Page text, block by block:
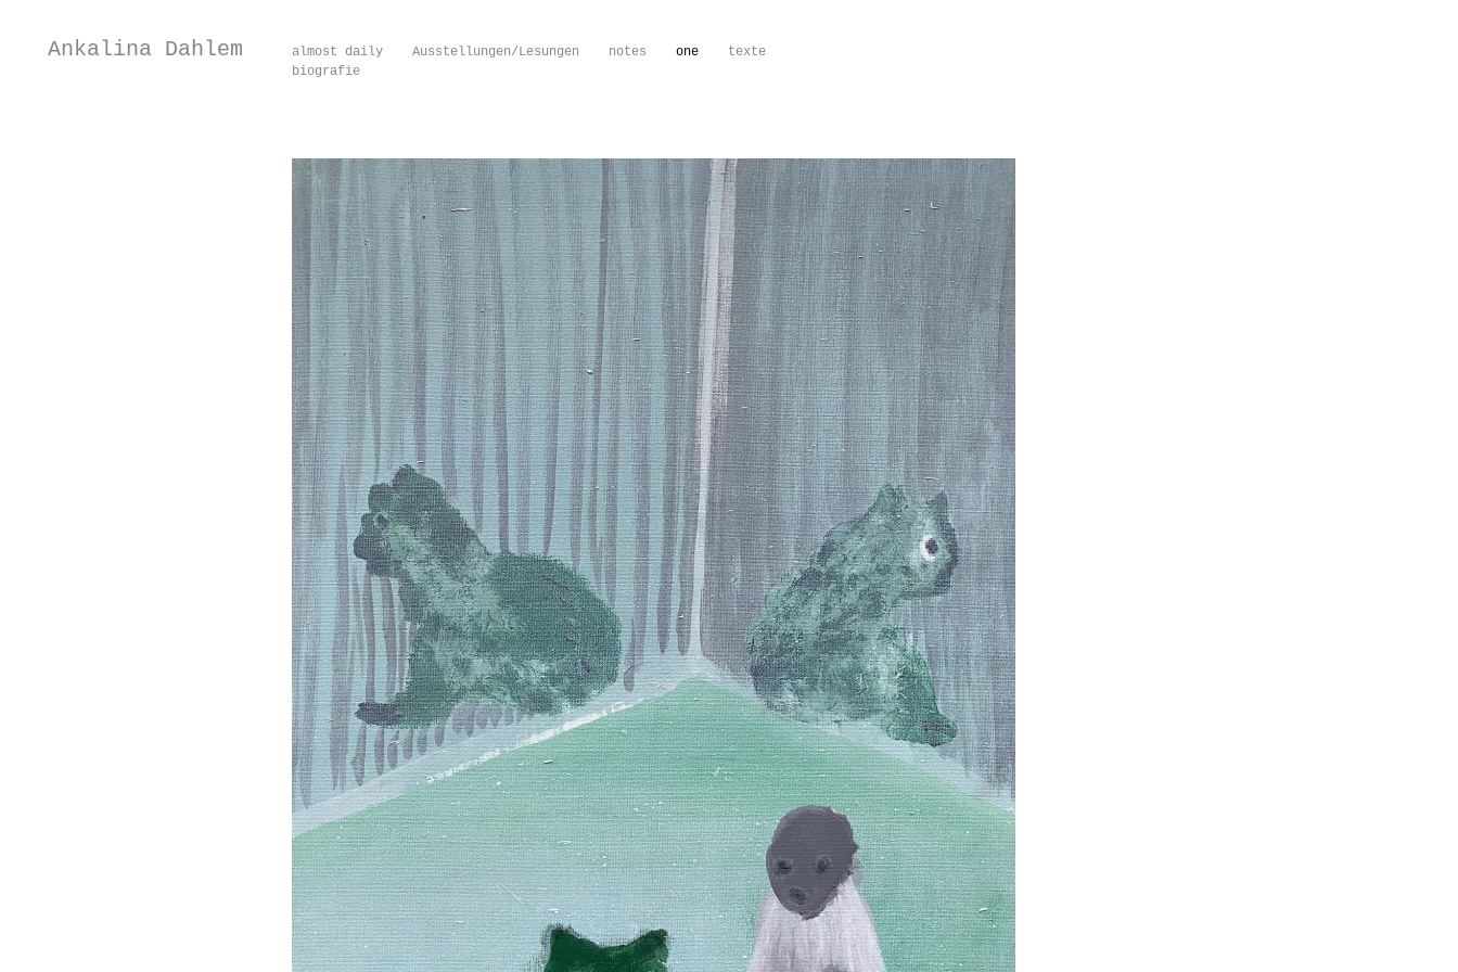
Ankalina Dahlem almost daily Ausstellungen/Lesungen notes one
texte
biografie